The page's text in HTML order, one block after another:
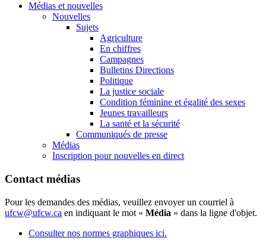
Médias et nouvelles
Nouvelles
Sujets
Agriculture
En chiffres
Campagnes
Bulletins Directions
Politique
La justice sociale
Condition féminine et égalité des sexes
Jeunes travailleurs
La santé et la sécurité
Communiqués de presse
Médias
Inscription pour nouvelles en direct
Contact médias
Pour les demandes des médias, veuillez envoyer un courriel à
ufcw@ufcw.ca en indiquant le mot « Média » dans la ligne d'objet.
Consulter nos normes graphiques ici.